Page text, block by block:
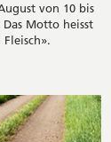
von 10 bis
Motto heisst